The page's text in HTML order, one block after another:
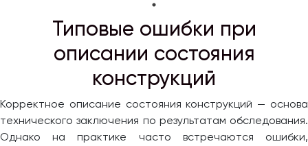
Типовые ошибки при
описании состояния
конструкций
Корректное описание состояния конструкций — основа
технического заключения по результатам обследования.
Однако на практике часто встречаются ошибки,